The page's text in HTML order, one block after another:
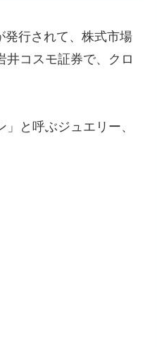
発行されて、株式市場
井コスモ証券で、クロ
と呼ぶジュエリー、